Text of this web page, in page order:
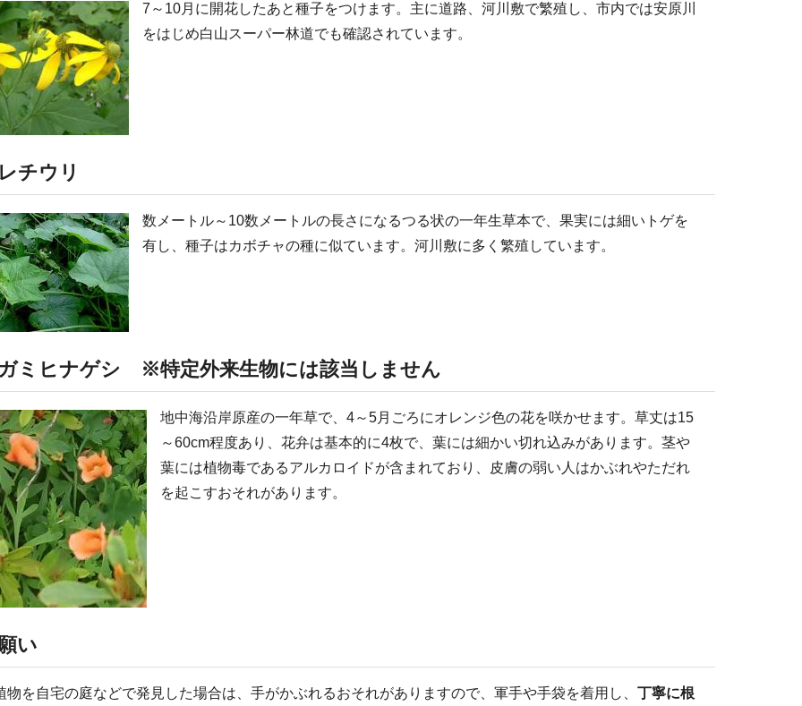
7～10月に開花したあと種子をつけます。主に道路、河川敷で繁殖し、市内では安原川
をはじめ白山スーパー林道でも確認されています。
チウリ
数メートル～10数メートルの長さになるつる状の一年生草本で、果実には細いトゲを
有し、種子はカボチャの種に似ています。河川敷に多く繁殖しています。
ミヒナゲシ ※特定外来生物には該当しません
地中海沿岸原産の一年草で、4～5月ごろにオレンジ色の花を咲かせます。草丈は15
～60cm程度あり、花弁は基本的に4枚で、葉には細かい切れ込みがあります。茎や
葉には植物毒であるアルカロイドが含まれており、皮膚の弱い人はかぶれやただれ
を起こすおそれがあります。
い
物を自宅の庭などで発見した場合は、手がかぶれるおそれがありますので、軍手や手袋を着用し、 丁寧に根